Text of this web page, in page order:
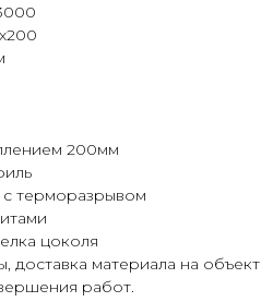
200мм
терморазрывом
цоколя
материала на объект
работ.